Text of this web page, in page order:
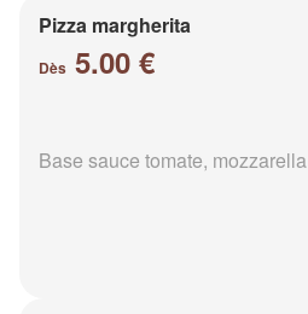
Pizza margherita
Dès 5.00 €
Base sauce tomate, mozzarella